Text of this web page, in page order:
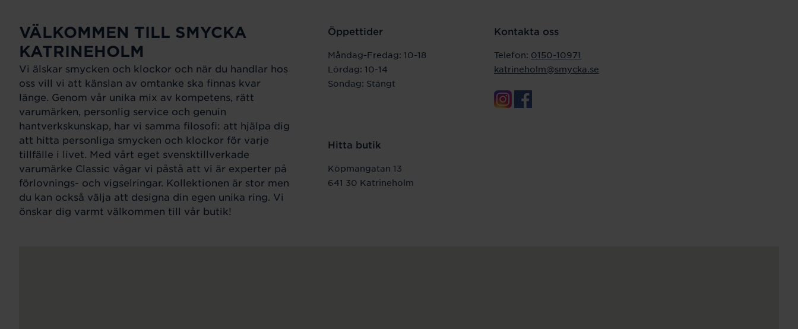
VÄLKOMMEN TILL SMYCKA
KATRINEHOLM
Vi älskar smycken och klockor och när du handlar hos
oss vill vi att känslan av omtanke ska finnas kvar
länge. Genom vår unika mix av kompetens, rätt
varumärken, personlig service och genuin
hantverkskunskap, har vi samma filosofi: att hjälpa dig
att hitta personliga smycken och klockor för varje
tillfälle i livet. Med vårt eget svensktillverkade
varumärke Classic vågar vi påstå att vi är experter på
förlovnings- och vigselringar. Kollektionen är stor men
du kan också välja att designa din egen unika ring. Vi
önskar dig varmt välkommen till vår butik!
Öppettider
Måndag-Fredag: 10-18
Lördag: 10-14
Söndag: Stängt
Kontakta oss
Telefon: 0150-10971
katrineholm@smycka.se
Hitta butik
Köpmangatan 13
641 30 Katrineholm